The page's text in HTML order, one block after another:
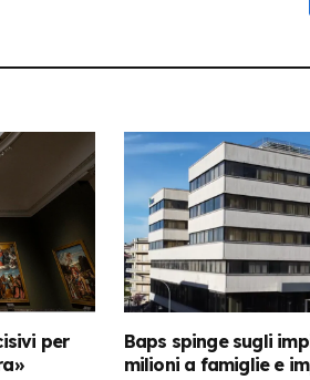
per
Baps spinge sugli
milioni a famiglie e